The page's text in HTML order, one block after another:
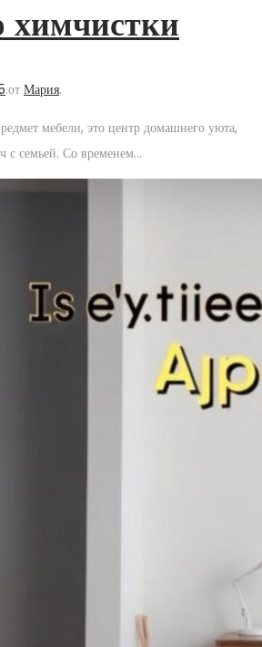
.от Мария.
мебели, это центр домашнего уюта,
с семьей. Со временем…